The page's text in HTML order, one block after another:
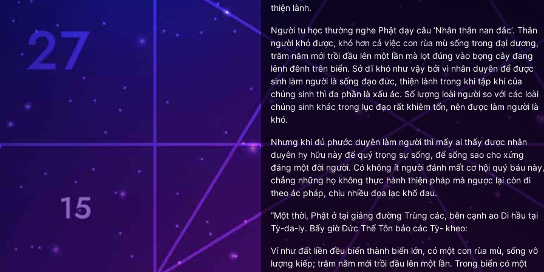
thiện lành.
Người tu học thường nghe Phật dạy câu ‘Nhân thân nan đắc’. Thân
người khó được, khó hơn cả việc con rùa mù sống trong đại dương,
trăm năm mới trồi đầu lên một lần mà lọt đúng vào bọng cây đang
lênh đênh trên biển. Sở dĩ khó như vậy bởi vì nhân duyên để được
sinh làm người là sống đạo đức, thiện lành trong khi tập khí của
chúng sinh thì đa phần là xấu ác. Số lượng loài người so với các loài
chúng sinh khác trong lục đạo rất khiêm tốn, nên được làm người là
khó.
Nhưng khi đủ phước duyên làm người thì mấy ai thấy được nhân
duyên hy hữu này để quý trọng sự sống, để sống sao cho xứng
đáng một đời người. Có không ít người đánh mất cơ hội quý báu này,
chẳng những họ không thực hành thiện pháp mà ngược lại còn đi
theo ác pháp, chịu nhiều đọa lạc khổ đau.
“Một thời, Phật ở tại giảng đường Trùng các, bên cạnh ao Di hầu tại
Tỳ-da-ly. Bấy giờ Đức Thế Tôn bảo các Tỳ- kheo:
Ví như đất liền đều biến thành biển lớn, có một con rùa mù, sống vô
lượng kiếp; trăm năm mới trồi đầu lên một lần. Trong biển có một